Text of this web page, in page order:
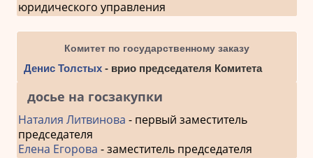
юридического управления
Комитет по государственному заказу
Денис Толстых- врио председателя Комитета
досье на госзакупки
Наталия Литвинова - первый заместитель
председателя
Елена Егорова - заместитель председателя